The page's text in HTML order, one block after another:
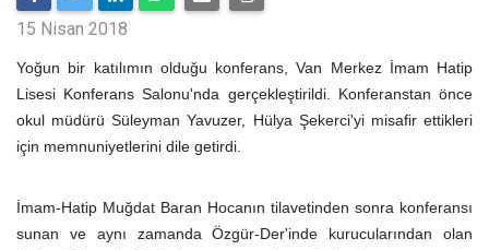
15 Nisan 2018
Yoğun bir katılımın olduğu konferans, Van Merkez İmam Hatip
Lisesi Konferans Salonu'nda gerçekleştirildi. Konferanstan önce
okul müdürü Süleyman Yavuzer, Hülya Şekerci'yi misafir ettikleri
için memnuniyetlerini dile getirdi.
İmam-Hatip Muğdat Baran Hocanın tilavetinden sonra konferansı
sunan ve aynı zamanda Özgür-Der'inde kurucularından olan